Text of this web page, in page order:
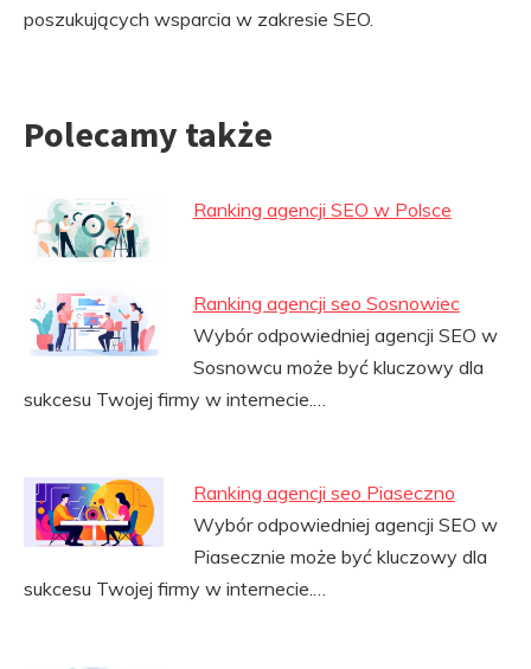
poszukujących wsparcia w zakresie SEO.
Polecamy także
Ranking agencji SEO w Polsce
Ranking agencji seo Sosnowiec
Wybór odpowiedniej agencji SEO w
Sosnowcu może być kluczowy dla
sukcesu Twojej firmy w internecie.…
Ranking agencji seo Piaseczno
Wybór odpowiedniej agencji SEO w
Piasecznie może być kluczowy dla
sukcesu Twojej firmy w internecie.…